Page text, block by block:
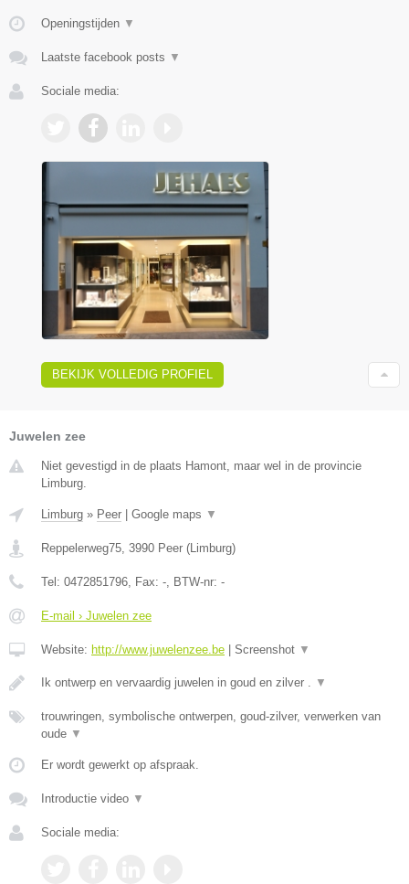
Openingstijden ▼
Laatste facebook posts ▼
Sociale media:
BEKIJK VOLLEDIG PROFIEL
Juwelen zee
Niet gevestigd in de plaats Hamont, maar wel in de provincie
Limburg.
Limburg » Peer Google maps ▼
Reppelerweg75, 3990 Peer (Limburg)
Tel: 0472851796, Fax: -, BTW-nr: -
E-mail › Juwelen zee
Website: http://www.juwelenzee.be Screenshot ▼
Ik ontwerp en vervaardig juwelen in goud en zilver . ▼
trouwringen, symbolische ontwerpen, goud-zilver, verwerken van
oude ▼
Er wordt gewerkt op afspraak.
Introductie video ▼
Sociale media: